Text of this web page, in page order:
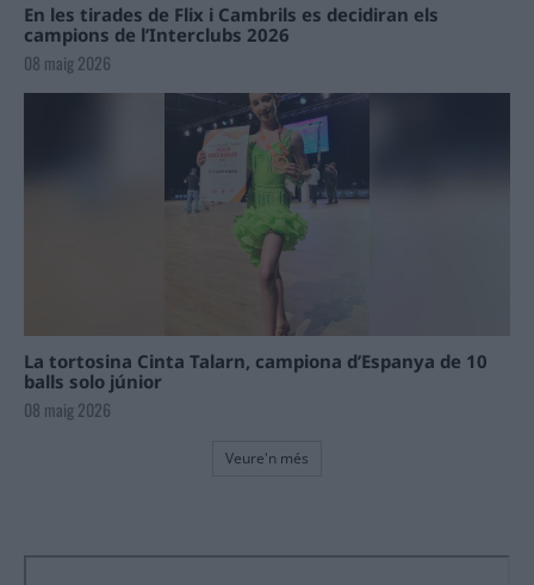
En les tirades de Flix i Cambrils es decidiran els
campions de l’Interclubs 2026
08 maig 2026
La tortosina Cinta Talarn, campiona d’Espanya de 10
balls solo júnior
08 maig 2026
Veure'n més